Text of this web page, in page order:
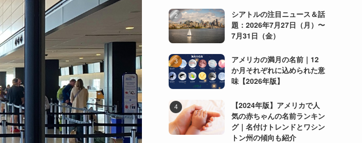
シアトルの注目ニュース＆話
題：2026年7月27日（月）〜
7月31日（金）
アメリカの満月の名前｜12
か月それぞれに込められた意
味【2026年版】
【2024年版】アメリカで人
気の赤ちゃんの名前ランキン
グ｜名付けトレンドとワシン
トン州の傾向も紹介